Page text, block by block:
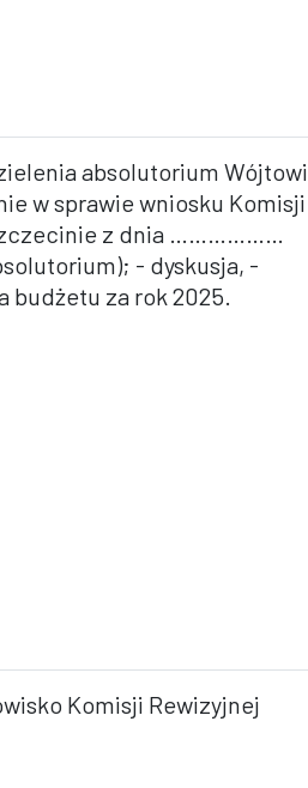
absolutorium Wójtowi
w sprawie wniosku Komisji
z dnia ………………
- dyskusja, -
budżetu za rok 2025.
Komisji Rewizyjnej